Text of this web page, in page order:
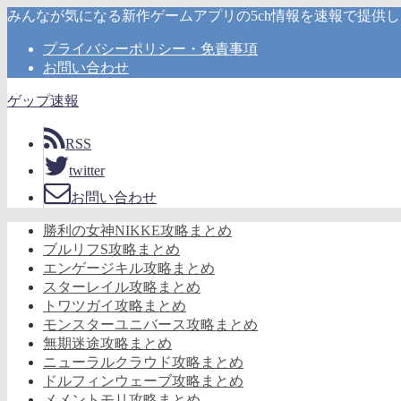
みんなが気になる新作ゲームアプリの5ch情報を速報で提供
プライバシーポリシー・免責事項
お問い合わせ
ゲップ速報
RSS
twitter
お問い合わせ
勝利の女神NIKKE攻略まとめ
ブルリフS攻略まとめ
エンゲージキル攻略まとめ
スターレイル攻略まとめ
トワツガイ攻略まとめ
モンスターユニバース攻略まとめ
無期迷途攻略まとめ
ニューラルクラウド攻略まとめ
ドルフィンウェーブ攻略まとめ